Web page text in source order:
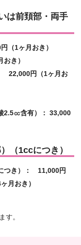
は前頚部・両手
（1ヶ月おき）
き）
22,000円（1ヶ月お
2.5㏄含有）： 33,000
（1ccにつき）
つき）： 11,000円
月おき）
す。